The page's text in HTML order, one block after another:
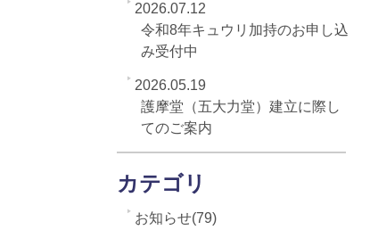
2026.07.12
令和8年キュウリ加持のお申し込
み受付中
2026.05.19
護摩堂（五大力堂）建立に際し
てのご案内
カテゴリ
お知らせ(79)